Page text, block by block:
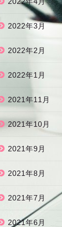
2022年3月
2022年2月
2022年1月
2021年11月
2021年10月
2021年9月
2021年8月
2021年7月
2021年6月